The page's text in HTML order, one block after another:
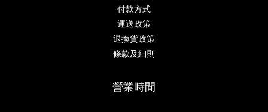
付款方式
運送政策
退換貨政策
條款及細則
營業時間